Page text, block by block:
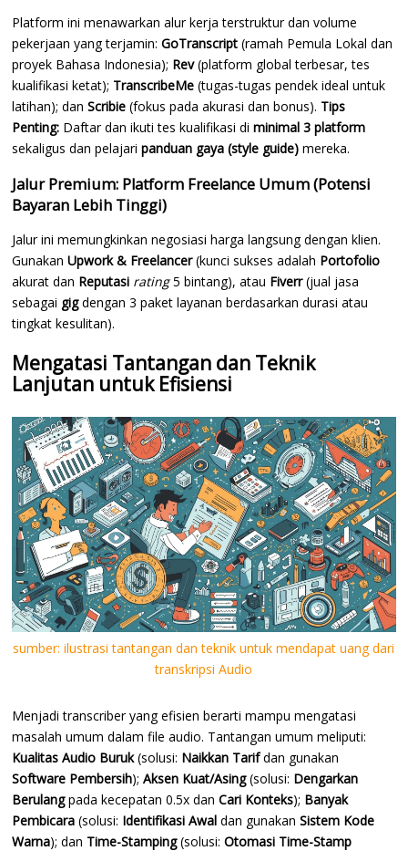
Platform ini menawarkan alur kerja terstruktur dan volume
pekerjaan yang terjamin:GoTranscript (ramah Pemula Lokal dan
proyek Bahasa Indonesia); Rev(platform global terbesar, tes
kualifikasi ketat); TranscribeMe (tugas-tugas pendek ideal untuk
latihan); danScribie (fokus pada akurasi dan bonus). Tips
Penting: Daftar dan ikuti tes kualifikasi diminimal 3 platform
sekaligus dan pelajaripanduan gaya (style guide) mereka.
Jalur Premium: Platform Freelance Umum (Potensi
Bayaran Lebih Tinggi)
Jalur ini memungkinkan negosiasi harga langsung dengan klien.
GunakanUpwork & Freelancer(kunci sukses adalah Portofolio
akurat dan Reputasi rating5 bintang), atau Fiverr(jual jasa
sebagai gigdengan 3 paket layanan berdasarkan durasi atau
tingkat kesulitan).
Mengatasi Tantangan dan Teknik
Lanjutan untuk Efisiensi
sumber: ilustrasi tantangan dan teknik untuk mendapat uang dari
transkripsi Audio
Menjadi transcriber yang efisien berarti mampu mengatasi
masalah umum dalam file audio. Tantangan umum meliputi:
Kualitas Audio Buruk(solusi: Naikkan Tarifdan gunakan
Software Pembersih);Aksen Kuat/Asing(solusi: Dengarkan
Berulangpada kecepatan 0.5x danCari Konteks); Banyak
Pembicara (solusi: Identifikasi Awal dan gunakanSistem Kode
Warna); dan Time-Stamping(solusi:Otomasi Time-Stamp